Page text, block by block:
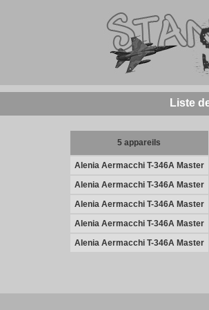
Liste
5 appareils
Alenia Aermacchi T-346A Master
Alenia Aermacchi T-346A Master
Alenia Aermacchi T-346A Master
Alenia Aermacchi T-346A Master
Alenia Aermacchi T-346A Master